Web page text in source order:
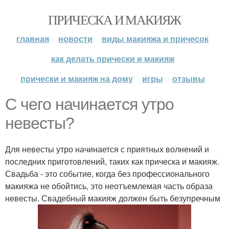
ПРИЧЕСКА И МАКИЯЖ
главная новости
виды макияжа и причесок
как делать прически и макияж
прически и макияж на дому
игры отзывы
С чего начинается утро
невесты?
Для невесты утро начинается с приятных волнений и
последних приготовлений, таких как прическа и макияж.
Свадьба - это событие, когда без профессионального
макияжа не обойтись, это неотъемлемая часть образа
невесты. Свадебный макияж должен быть безупречным